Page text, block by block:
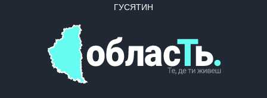
ГУСЯТИН